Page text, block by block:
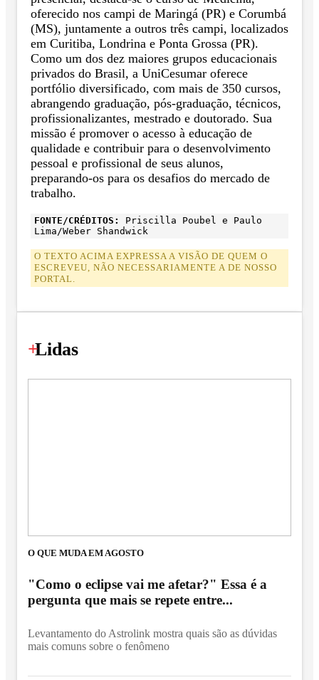
oferecido nos campi de Maringá (PR) e Corumbá
(MS), juntamente a outros três campi, localizados
em Curitiba, Londrina e Ponta Grossa (PR).
Como um dos dez maiores grupos educacionais
privados do Brasil, a UniCesumar oferece
portfólio diversificado, com mais de 350 cursos,
abrangendo graduação, pós-graduação, técnicos,
profissionalizantes, mestrado e doutorado. Sua
missão é promover o acesso à educação de
qualidade e contribuir para o desenvolvimento
pessoal e profissional de seus alunos,
preparando-os para os desafios do mercado de
trabalho.
FONTE/CRÉDITOS:
Priscilla Poubel e Paulo
Lima/Weber Shandwick
O TEXTO ACIMA EXPRESSA A VISÃO DE QUEM O
ESCREVEU, NÃO NECESSARIAMENTE A DE NOSSO
PORTAL.
+
Lidas
O QUE MUDA EM AGOSTO
"Como o eclipse vai me afetar?" Essa é a
pergunta que mais se repete entre...
Levantamento do Astrolink mostra quais são as dúvidas
mais comuns sobre o fenômeno